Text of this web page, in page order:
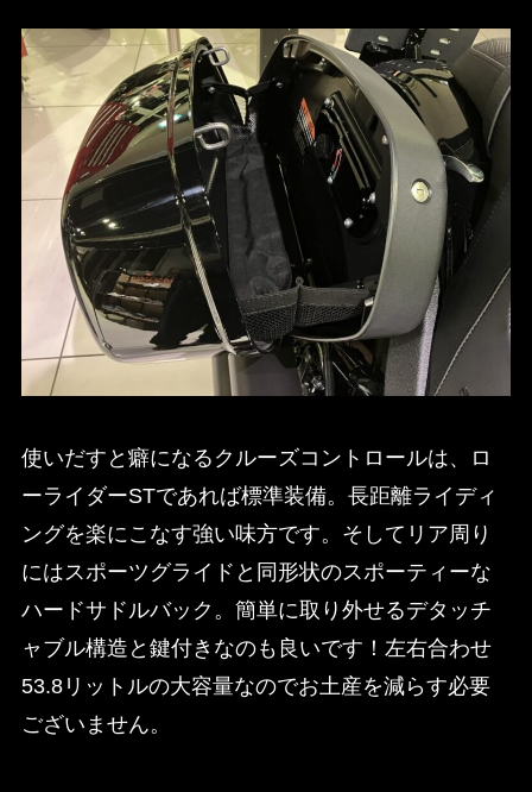
使いだすと癖になるクルーズコントロールは、ロ
ーライダーSTであれば標準装備。長距離ライディ
ングを楽にこなす強い味方です。そしてリア周り
にはスポーツグライドと同形状のスポーティーな
ハードサドルバック。簡単に取り外せるデタッチ
ャブル構造と鍵付きなのも良いです！左右合わせ
53.8リットルの大容量なのでお土産を減らす必要
ございません。